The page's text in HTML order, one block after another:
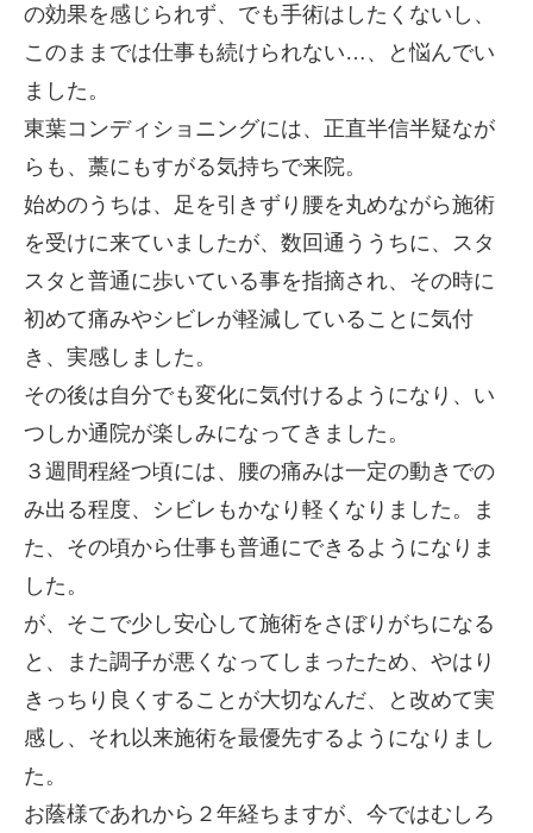
の効果を感じられず、でも手術はしたくないし、
このままでは仕事も続けられない…、と悩んでい
ました。
東葉コンディショニングには、正直半信半疑なが
らも、藁にもすがる気持ちで来院。
始めのうちは、足を引きずり腰を丸めながら施術
を受けに来ていましたが、数回通ううちに、スタ
スタと普通に歩いている事を指摘され、その時に
初めて痛みやシビレが軽減していることに気付
き、実感しました。
その後は自分でも変化に気付けるようになり、い
つしか通院が楽しみになってきました。
３週間程経つ頃には、腰の痛みは一定の動きでの
み出る程度、シビレもかなり軽くなりました。ま
た、その頃から仕事も普通にできるようになりま
した。
が、そこで少し安心して施術をさぼりがちになる
と、また調子が悪くなってしまったため、やはり
きっちり良くすることが大切なんだ、と改めて実
感し、それ以来施術を最優先するようになりまし
た。
お蔭様であれから２年経ちますが、今ではむしろ